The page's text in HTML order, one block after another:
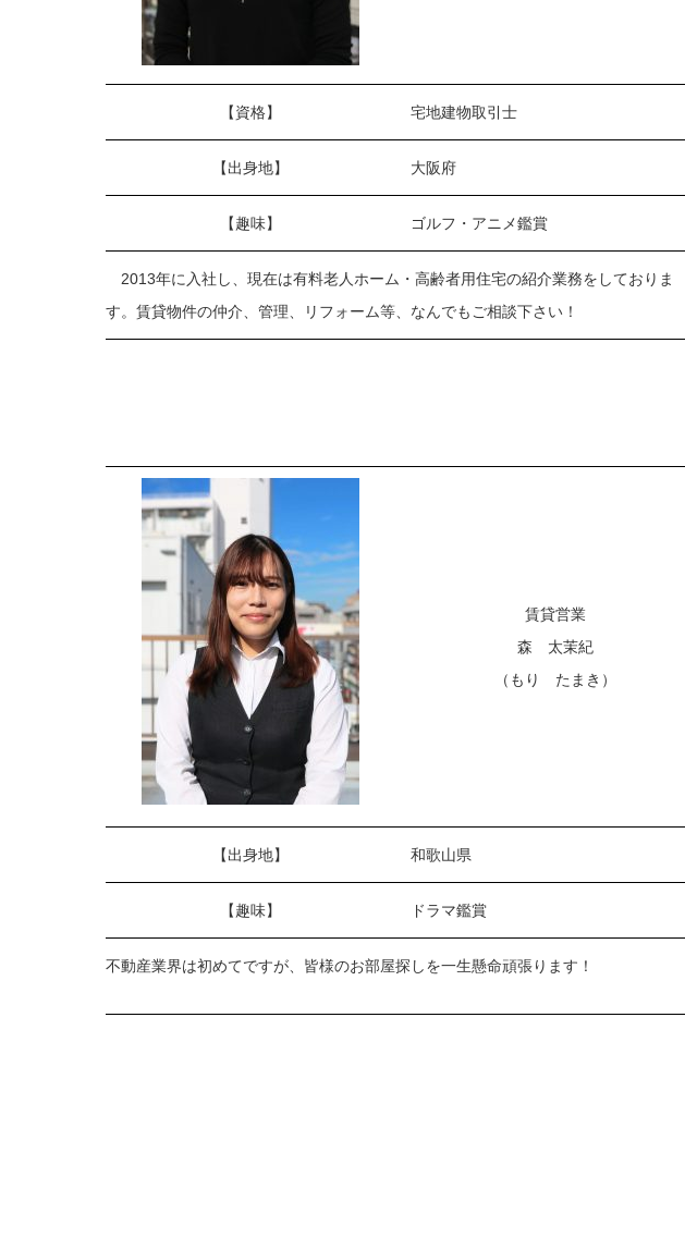
【資格】 宅地建物取引士
【出身地】 大阪府
【趣味】 ゴルフ・アニメ鑑賞
2013年に入社し、現在は有料老人ホーム・高齢者用住宅の紹介業務をしておりま
す。賃貸物件の仲介、管理、リフォーム等、なんでもご相談下さい！
賃貸営業
森 太茉紀
（もり たまき）
【出身地】 和歌山県
【趣味】 ドラマ鑑賞
不動産業界は初めてですが、皆様のお部屋探しを一生懸命頑張ります！